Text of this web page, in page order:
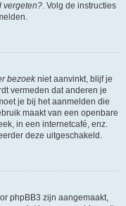
vergeten?. Volg de instructies
bezoekniet aanvinkt, blijf je
vermeden dat anderen je
je bij het aanmelden die
maakt van een openbare
in een internetcafé, enz.
deze uitgeschakeld.
phpBB3 zijn aangemaakt,